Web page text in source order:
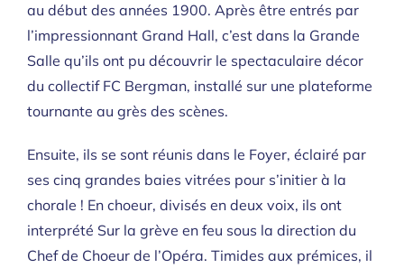
au début des années 1900. Après être entrés par
l’impressionnant Grand Hall, c’est dans la Grande
Salle qu’ils ont pu découvrir le spectaculaire décor
du collectif FC Bergman, installé sur une plateforme
tournante au grès des scènes.
Ensuite, ils se sont réunis dans le Foyer, éclairé par
ses cinq grandes baies vitrées pour s’initier à la
chorale ! En choeur, divisés en deux voix, ils ont
interprété Sur la grève en feu sous la direction du
Chef de Choeur de l’Opéra. Timides aux prémices, il